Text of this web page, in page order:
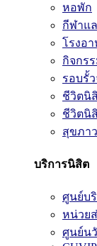
หอพัก
กีฬาแ
โรงอ
กิจกร
รอบรั้
ชีวิตนิ
ชีวิตนิ
สุขภา
บริการนิสิต
ศูนย์บ
หน่วย
ศูนย์นวั